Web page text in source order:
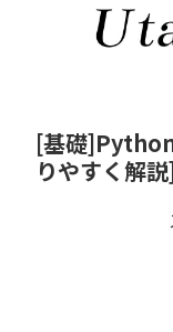
[基礎
りやすく解